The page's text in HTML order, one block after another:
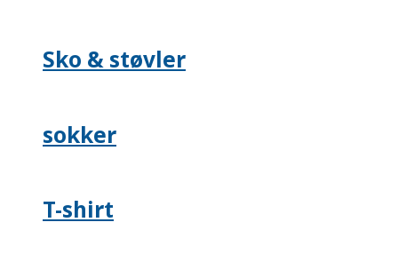
Sko & støvler
sokker
T-shirt